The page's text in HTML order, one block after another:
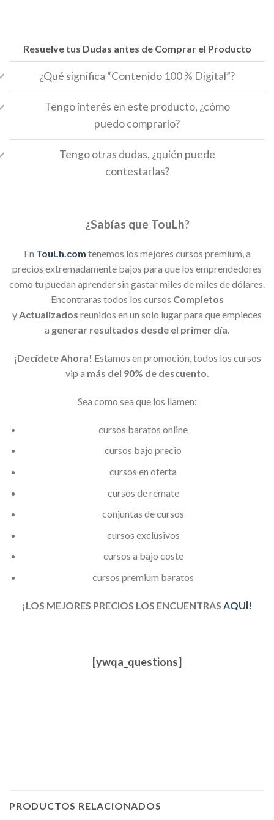
Resuelve tus Dudas antes de Comprar el Producto
¿Qué significa “Contenido 100 % Digital”?
Tengo interés en este producto, ¿cómo
puedo comprarlo?
Tengo otras dudas, ¿quién puede
contestarlas?
¿Sabías que TouLh?
En TouLh.com tenemos los mejores cursos premium, a
precios extremadamente bajos para que los emprendedores
como tu puedan aprender sin gastar miles de miles de dólares.
Encontraras todos los cursos Completos
yActualizados reunidos en un solo lugar para que empieces
a generar resultados desde el primer día.
¡Decídete Ahora! Estamos en promoción, todos los cursos
vip a más del 90% de descuento.
Sea como sea que los llamen:
cursos baratos online
cursos bajo precio
cursos en oferta
cursos de remate
conjuntas de cursos
cursos exclusivos
cursos a bajo coste
cursos premium baratos
¡LOS MEJORES PRECIOS LOS ENCUENTRAS AQUÍ!
[ywqa_questions]
PRODUCTOS RELACIONADOS